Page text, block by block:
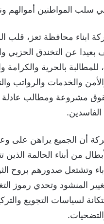
سلب المواطنين أموالهم
ابناء محافظة تعز، قلب
بعيدا عن التخندق الحزبي
للمطالبة بالحرية والكرامة
والخدمات والرواتب
مشروعة ومطالب عادلة
أن الجميع يراهن على
من أبناء الحالمة الذين
وتشتعل صدورهم بروح
المنشود وتحدي رموز
لسياسات التجويع